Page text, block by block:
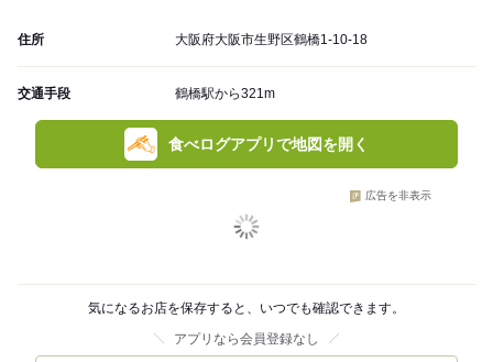
住所 大阪府大阪市生野区鶴橋1-10-18
交通手段 鶴橋駅から321m
食べログアプリで地図を開く
広告を非表示
気になるお店を保存すると、いつでも確認できます。
アプリなら会員登録なし